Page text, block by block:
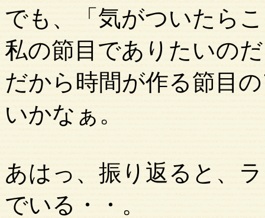
でも、「気がついたら
私の節目でありたいの
だから時間が作る節目
いかなぁ。
あはっ、振り返ると、
でいる・・。